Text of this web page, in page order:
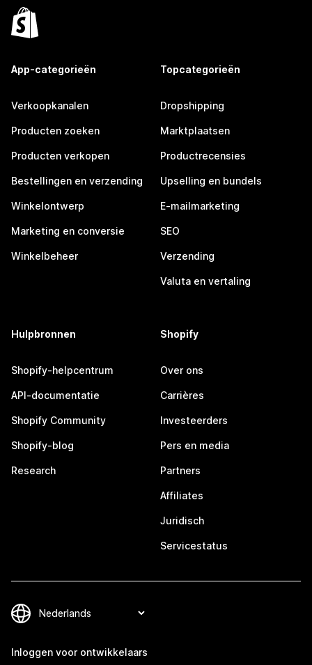
App-categorieën
Verkoopkanalen
Producten zoeken
Producten verkopen
Bestellingen en verzending
Winkelontwerp
Marketing en conversie
Winkelbeheer
Topcategorieën
Dropshipping
Marktplaatsen
Productrecensies
Upselling en bundels
E-mailmarketing
SEO
Verzending
Valuta en vertaling
Hulpbronnen
Shopify-helpcentrum
API-documentatie
Shopify Community
Shopify-blog
Research
Shopify
Over ons
Carrières
Investeerders
Pers en media
Partners
Affiliates
Juridisch
Servicestatus
Inloggen voor ontwikkelaars